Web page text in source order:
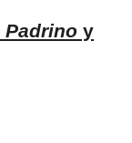
Padrino y